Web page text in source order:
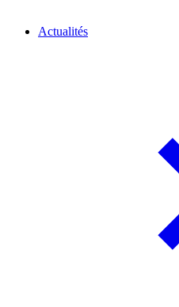
Actualités